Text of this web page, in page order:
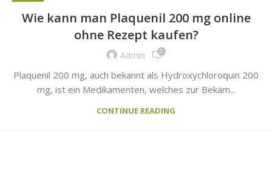
Wie kann man Plaquenil 200 mg online
ohne Rezept kaufen?
Admin 0
Plaquenil 200 mg, auch bekannt als Hydroxychloroquin 200
mg, ist ein Medikamenten, welches zur Bekäm...
CONTINUE READING